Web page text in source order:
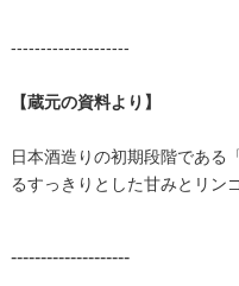
--------------------
【蔵元の資料より】
日本酒造りの初期段階である
るすっきりとした甘みとリン
--------------------